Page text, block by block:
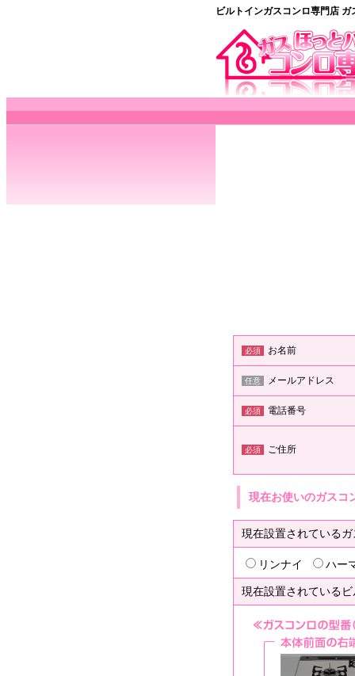
ビルトインガスコンロ専門店
必須 お名前
任意 メールアドレス
必須 電話番号
必須 ご住所
現在お使いのガス
現在設置されている
リンナイ ハー
現在設置されている